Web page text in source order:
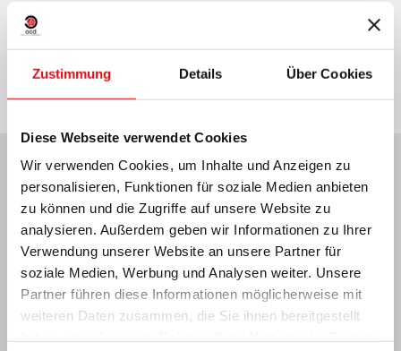
Zustimmung Details Über Cookies
Diese Webseite verwendet Cookies
Wir verwenden Cookies, um Inhalte und Anzeigen zu
personalisieren, Funktionen für soziale Medien anbieten
zu können und die Zugriffe auf unsere Website zu
analysieren. Außerdem geben wir Informationen zu Ihrer
Verwendung unserer Website an unsere Partner für
soziale Medien, Werbung und Analysen weiter. Unsere
Partner führen diese Informationen möglicherweise mit
weiteren Daten zusammen, die Sie ihnen bereitgestellt
Teilen auf:
Neuesten Nachrichten:
MEXIKO: OCD-PLENARVERSAMMLUNG